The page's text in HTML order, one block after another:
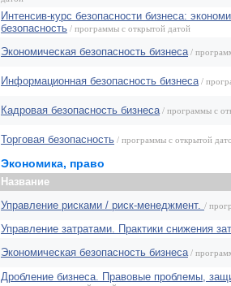
Интенсив-курс безопасности бизнеса:
безопасность / программы с открытой датой
Экономическая безопасность бизнеса /
Информационная безопасность бизнеса /
Кадровая безопасность бизнеса / программы с
Торговая безопасность / программы с открытой
Экономика, право
Название
Управление рисками / риск-менеджмент. /
Управление затратами. Практики снижения
Экономическая безопасность бизнеса /
Дробление бизнеса. Правовые проблемы,